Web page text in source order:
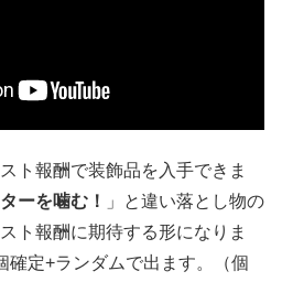
ト報酬で装飾品を入手できま
ーを噛む！
」と違い落とし物の
ト報酬に期待する形になりま
確定+ランダムで出ます。（個